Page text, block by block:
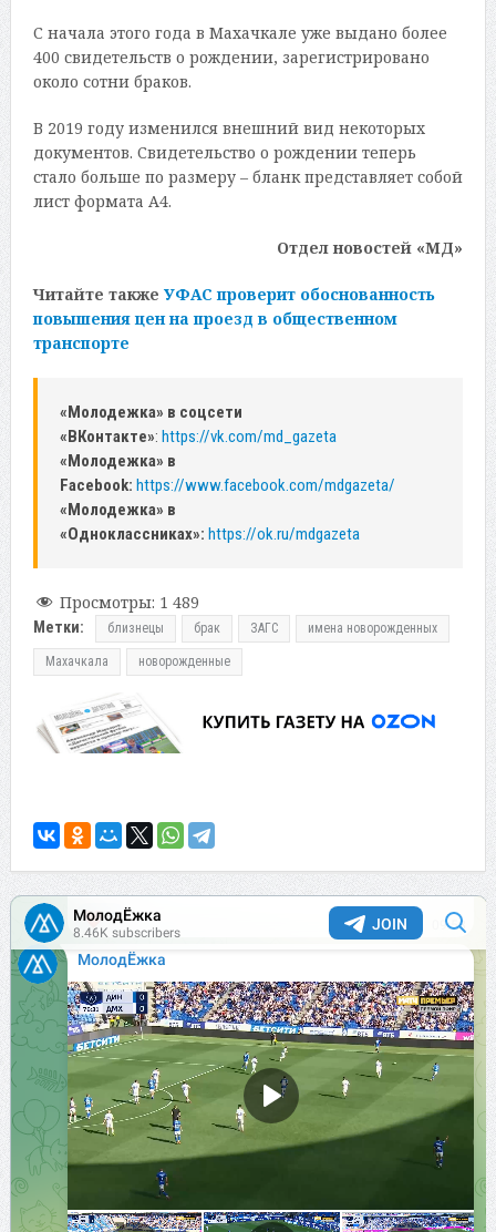
С начала этого года в Махачкале уже выдано более
400 свидетельств о рождении, зарегистрировано
около сотни браков.
В 2019 году изменился внешний вид некоторых
документов. Свидетельство о рождении теперь
стало больше по размеру – бланк представляет собой
лист формата А4.
Отдел новостей «МД»
Читайте также УФАС проверит обоснованность
повышения цен на проезд в общественном
транспорте
«Молодежка» в соцсети
«ВКонтакте»: https://vk.com/md_gazeta
«Молодежка» в
Facebook: https://www.facebook.com/mdgazeta/
«Молодежка» в
«Одноклассниках»: https://ok.ru/mdgazeta
Просмотры: 1 489
Метки: близнецы брак ЗАГС имена новорожденных
Махачкала новорожденные